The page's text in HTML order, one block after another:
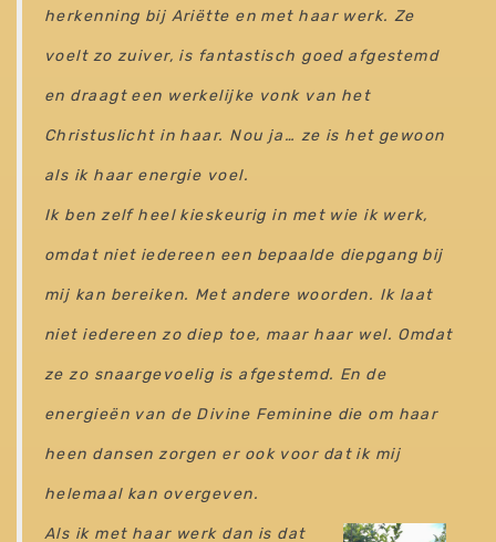
herkenning bij Ariëtte en met haar werk. Ze
voelt zo zuiver, is fantastisch goed afgestemd
en draagt een werkelijke vonk van het
Christuslicht in haar. Nou ja… ze is het gewoon
als ik haar energie voel.
Ik ben zelf heel kieskeurig in met wie ik werk,
omdat niet iedereen een bepaalde diepgang bij
mij kan bereiken. Met andere woorden. Ik laat
niet iedereen zo diep toe, maar haar wel. Omdat
ze zo snaargevoelig is afgestemd. En de
energieën van de Divine Feminine die om haar
heen dansen zorgen er ook voor dat ik mij
helemaal kan overgeven.
Als ik met haar werk dan is dat